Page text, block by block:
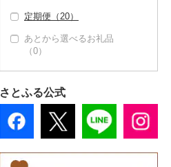
その他加工品（0）
タンブラー（0）
箸（0）
ナイフ（0）
皿・椀（0）
弁当箱（0）
その他食器（0）
日用品（0）
楽器・器材（0）
（0）
ご当地キャラクター
（0）
ベビー用品（0）
定期便（20）
あとから選べるお礼品
（0）
さとふる公式